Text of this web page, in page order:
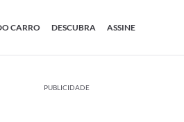
CARRO DESCUBRA ASSINE
PUBLICIDADE